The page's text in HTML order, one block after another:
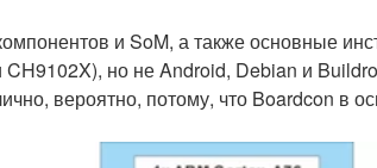
и SoM, а также основные
но не Android, Debian и
вероятно, потому, что Boardcon в